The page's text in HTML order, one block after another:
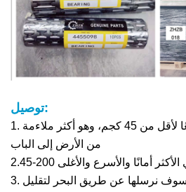
توصيل:
أكثر ملاءمة
من الأرض إلى الباب
الأكثر أمانًا والأسرع والأغلى
3. لأكثر من 200 كجم، سوف نرسلها عن طريق البحر لتقليل